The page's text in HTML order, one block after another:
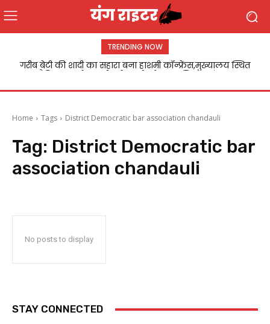
TRENDING NOW
गरीब बेटी की शादी का सहारा बना हाशमी कॉन्फ्रेंस,मुख्यालय स्थित
Home Tags District Democratic bar association chandauli
Tag: District Democratic bar
association chandauli
No posts to display
STAY CONNECTED